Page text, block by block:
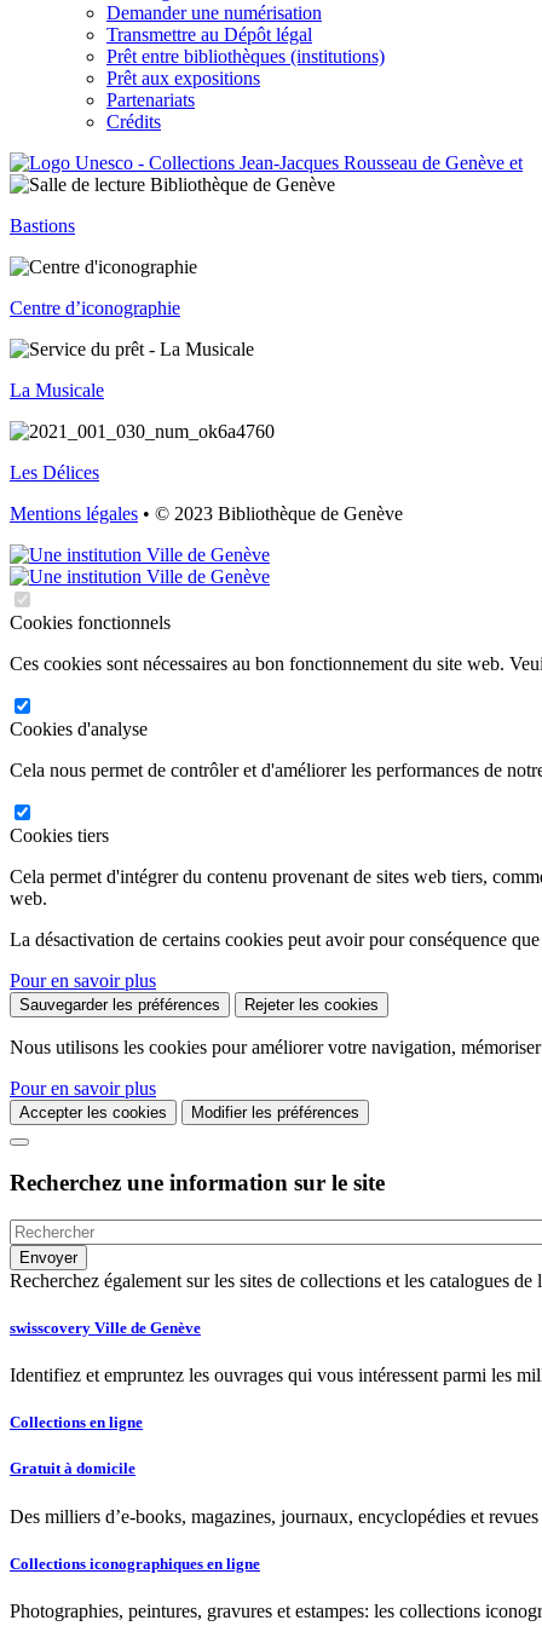
Demander une numérisation
Transmettre au Dépôt légal
Prêt entre bibliothèques (institutions)
Prêt aux expositions
Partenariats
Crédits
Bastions
Centre d’iconographie
La Musicale
Les Délices
Mentions légales • © 2023 Bibliothèque de Genève
Cookies fonctionnels
Ces cookies sont nécessaires au bon fonctionnement du site web.
Cookies d'analyse
Cela nous permet de contrôler et d'améliorer les performances de
Cookies tiers
Cela permet d'intégrer du contenu provenant de sites web tiers,
web.
La désactivation de certains cookies peut avoir pour conséquence
Pour en savoir plus
Sauvegarder les préférences Rejeter les cookies
Nous utilisons les cookies pour améliorer votre navigation,
Pour en savoir plus
Accepter les cookies Modifier les préférences
Recherchez une information sur le site
Recherchez également sur les sites de collections et les catalogues
swisscovery Ville de Genève
Identifiez et empruntez les ouvrages qui vous intéressent parmi les
Collections en ligne
Gratuit à domicile
Des milliers d’e-books, magazines, journaux, encyclopédies et
Collections iconographiques en ligne
Photographies, peintures, gravures et estampes: les collections